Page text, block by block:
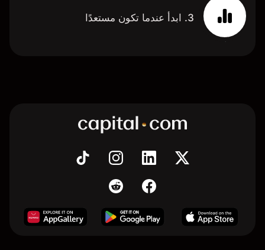
3. ابدأ عندما تكون مستعدًا